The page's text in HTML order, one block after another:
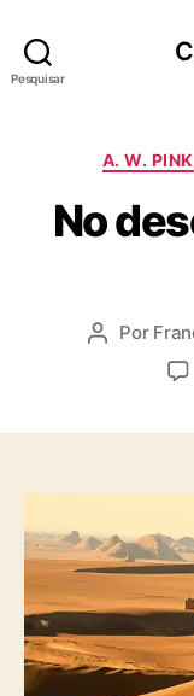
Pesquisar
A. W. PINK
No
A
r
o
o
s
t
Por